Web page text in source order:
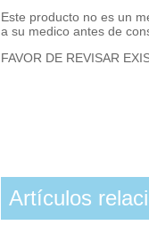
Este producto no es un
a su medico antes de
FAVOR DE REVISAR
Artículos